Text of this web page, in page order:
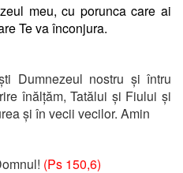
meu, cu porunca care ai
Te va înconjura.
Dumnezeul nostru și întru
înălțăm, Tatălui și Fiului și
și în vecii vecilor. Amin
(Ps 150,6)